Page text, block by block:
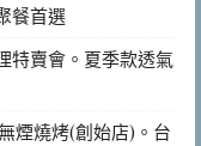
餐首選
特賣會。夏季款透氣
煙燒烤(創始店)。台